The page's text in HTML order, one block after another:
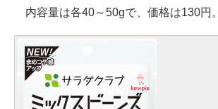
内容量は各40～50gで、価格は130円。